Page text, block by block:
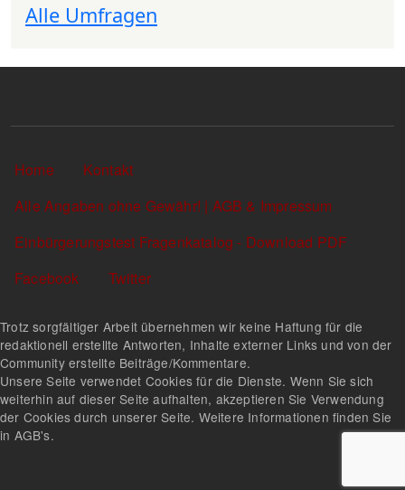
Alle Umfragen
Sekundärlinks
Home
Kontakt
Alle Angaben ohne Gewähr! | AGB & Impressum
Einbürgerungstest Fragenkatalog - Download PDF
Facebook
Twitter
Trotz sorgfältiger Arbeit übernehmen wir keine Haftung für die
redaktionell erstellte Antworten, Inhalte externer Links und von der
Community erstellte Beiträge/Kommentare.
Unsere Seite verwendet Cookies für die Dienste. Wenn Sie sich
weiterhin auf dieser Seite aufhalten, akzeptieren Sie Verwendung
der Cookies durch unserer Seite. Weitere Informationen finden Sie
in AGB's.